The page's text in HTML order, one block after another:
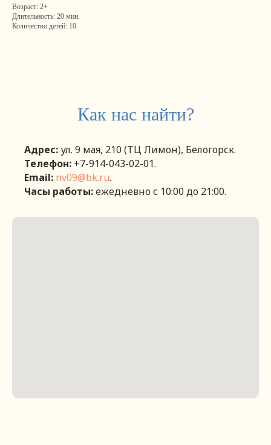
Возраст: 2+
Длительность: 20 мин.
Количество детей: 10
Как нас найти?
Адрес: ул. 9 мая, 210 (ТЦ Лимон), Белогорск.
Телефон: +7-914-043-02-01.
Email: nv09@bk.ru.
Часы работы:eжедневно с 10:00 до 21:00.